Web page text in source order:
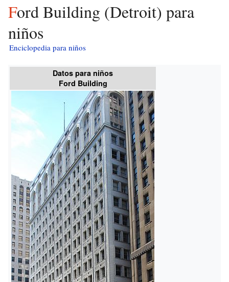
Ford Building (Detroit) para
niños
Enciclopedia para niños
Datos para niños
Ford Building